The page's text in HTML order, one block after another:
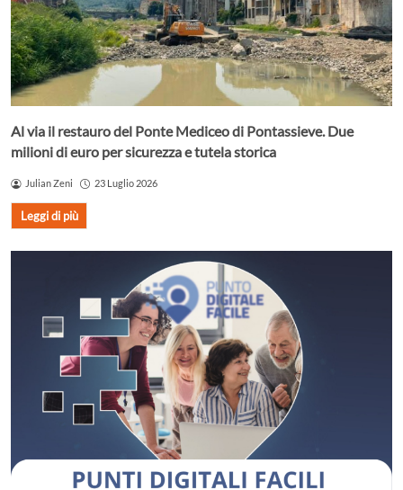
Al via il restauro del Ponte Mediceo di Pontassieve. Due
milioni di euro per sicurezza e tutela storica
Julian Zeni 23 Luglio 2026
Leggi di più